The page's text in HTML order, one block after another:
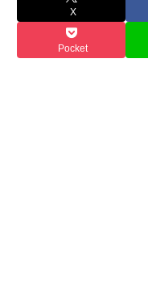
X
Pocket